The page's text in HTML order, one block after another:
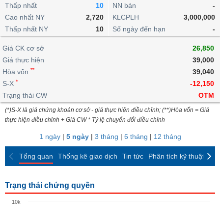
lỗ
dịch
nội
Niên
giám
Tài
liệu
cổ
Định
giá
ngoài
doanh
Top
cổ
phiếu
ngành
giao
dịch
dịch
Chứng
quyền
quan
Thống
giao
dịch
Thống
giao
dịch
Tin
tức
Phân
tích
kỹ
thuật
trực
tuyến
Bộ
lọc
cổ
So
sánh
Báo
cáo
Vĩ
mô
lai
Chứng
quyền
Trái
phiếu
IR
Awards
tạo
Dịch
vụ
Thấp nhất
10
Cao nhất NY
2,720
Thấp nhất NY
10
NN bán
-
KLCPLH
3,000,000
Số ngày đến hạn
-
Giá CK cơ sở
26,850
Giá thực hiện
39,000
Hòa vốn **
39,040
S-X *
-12,150
Trạng thái CW
OTM
(*)S-X là giá chứng khoán cơ sở - giá thực hiện điều chỉnh; (**)Hòa vốn = Giá
thực hiện điều chỉnh + Giá CW * Tỷ lệ chuyển đổi điều chỉnh
1 ngày| 5 ngày| 3 tháng | 6 tháng | 12 tháng
Tổng quan Thống kê giao dịch Tin tức Phân tích kỹ thuật
Trạng thái chứng quyền
10k
BẤT
ĐỘNG
SẢN
TÀI
CHÍNH
HÀNG
KINH